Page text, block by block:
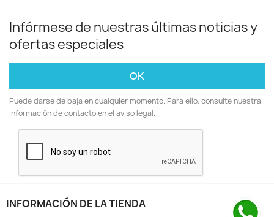
Infórmese de nuestras últimas noticias y
ofertas especiales
Puede darse de baja en cualquier momento. Para ello, consulte nuestra
información de contacto en el aviso legal.
INFORMACIÓN DE LA TIENDA keyboard_arrow_down